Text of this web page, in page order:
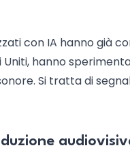
con IA hanno già
hanno
Si tratta di